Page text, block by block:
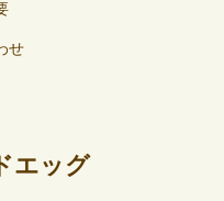
せ
エッグ